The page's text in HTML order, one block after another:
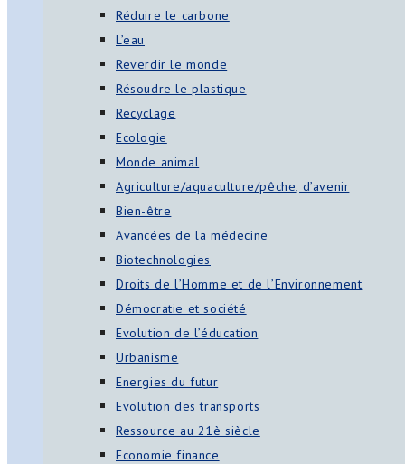
Réduire le carbone
L’eau
Reverdir le monde
Résoudre le plastique
Recyclage
Ecologie
Monde animal
Agriculture/aquaculture/pêche, d’avenir
Bien-être
Avancées de la médecine
Biotechnologies
Droits de l’Homme et de l’Environnement
Démocratie et société
Evolution de l’éducation
Urbanisme
Energies du futur
Evolution des transports
Ressource au 21è siècle
Economie finance